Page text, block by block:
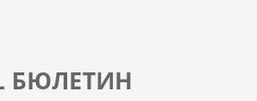
БЮЛЕТИН